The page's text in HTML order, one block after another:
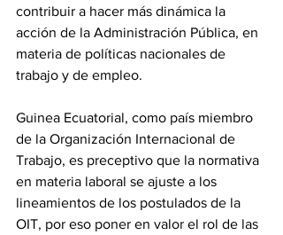
contribuir a hacer más dinámica la
acción de la Administración Pública, en
materia de políticas nacionales de
trabajo y de empleo.
‎Guinea Ecuatorial, como país miembro
de la Organización Internacional de
Trabajo, es preceptivo que la normativa
en materia laboral se ajuste a los
lineamientos de los postulados de la
OIT, por eso poner en valor el rol de las